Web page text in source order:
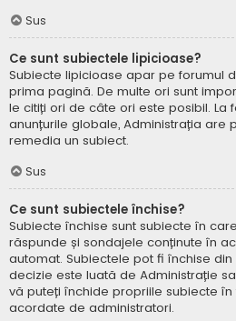
Sus
Ce sunt subiectele lipicioase?
Subiecte lipicioase apar pe forumul
prima pagină. De multe ori sunt
le citiți ori de câte ori este posibil. La
anunțurile globale, Administrația are
remedia un subiect.
Sus
Ce sunt subiectele închise?
Subiecte închise sunt subiecte în
răspunde și sondajele conținute în
automat. Subiectele pot fi închise
decizie este luată de Administrație
vă puteți închide propriile subiecte
acordate de administratori.